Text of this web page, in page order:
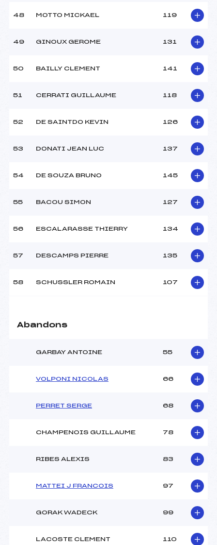
48 MOTTO MICKAEL 119
49 GINOUX GEROME 131
50 BAILLY CLEMENT 141
51 CERRATI GUILLAUME 118
52 DE SAINTDO KEVIN 126
53 DONATI JEAN LUC 137
54 DE SOUZA BRUNO 145
55 BACOU SIMON 127
56 ESCALARASSE THIERRY 134
57 DESCAMPS PIERRE 135
58 SCHUSSLER ROMAIN 107
Abandons
GARBAY ANTOINE 55
VOLPONI NICOLAS 66
PERRET SERGE 68
CHAMPENOIS GUILLAUME 78
RIBES ALEXIS 83
MATTEI J FRANCOIS 97
GORAK WADECK 99
LACOSTE CLEMENT 110